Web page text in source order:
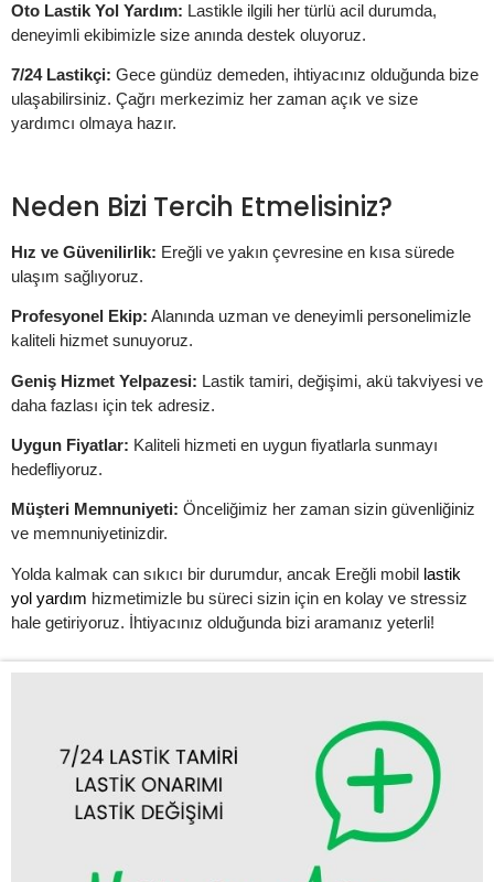
Oto Lastik Yol Yardım: Lastikle ilgili her türlü acil durumda,
deneyimli ekibimizle size anında destek oluyoruz.
7/24 Lastikçi: Gece gündüz demeden, ihtiyacınız olduğunda bize
ulaşabilirsiniz. Çağrı merkezimiz her zaman açık ve size
yardımcı olmaya hazır.
Neden Bizi Tercih Etmelisiniz?
Hız ve Güvenilirlik: Ereğli ve yakın çevresine en kısa sürede
ulaşım sağlıyoruz.
Profesyonel Ekip: Alanında uzman ve deneyimli personelimizle
kaliteli hizmet sunuyoruz.
Geniş Hizmet Yelpazesi: Lastik tamiri, değişimi, akü takviyesi ve
daha fazlası için tek adresiz.
Uygun Fiyatlar: Kaliteli hizmeti en uygun fiyatlarla sunmayı
hedefliyoruz.
Müşteri Memnuniyeti: Önceliğimiz her zaman sizin güvenliğiniz
ve memnuniyetinizdir.
Yolda kalmak can sıkıcı bir durumdur, ancak Ereğli mobil lastik
yol yardım hizmetimizle bu süreci sizin için en kolay ve stressiz
hale getiriyoruz. İhtiyacınız olduğunda bizi aramanız yeterli!